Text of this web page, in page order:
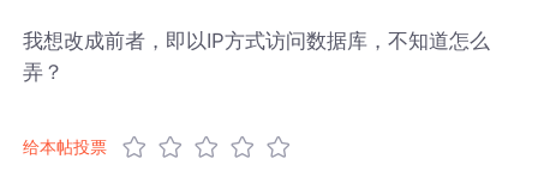
我想改成前者，即以IP方式访问数据库，不知道怎么
弄？
给本帖投票